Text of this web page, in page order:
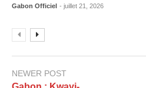
Gabon Officiel - juillet 21, 2026
NEWER POST